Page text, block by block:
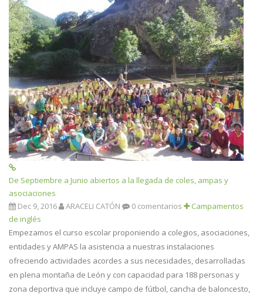
De Septiembre a Junio abiertos a la llegada de coles, ampas y
asociaciones
Dec 9, 2016
ARACELI CATÓN 0 comentarios
Campamentos
de inglés
Empezamos el curso escolar proponiendo a colegios, asociaciones,
entidades y AMPAS la asistencia a nuestras instalaciones
ofreciendo actividades acordes a sus necesidades, desarrolladas
en plena montaña de León y con capacidad para 188 personas y
zona deportiva que incluye campo de fútbol, cancha de baloncesto,